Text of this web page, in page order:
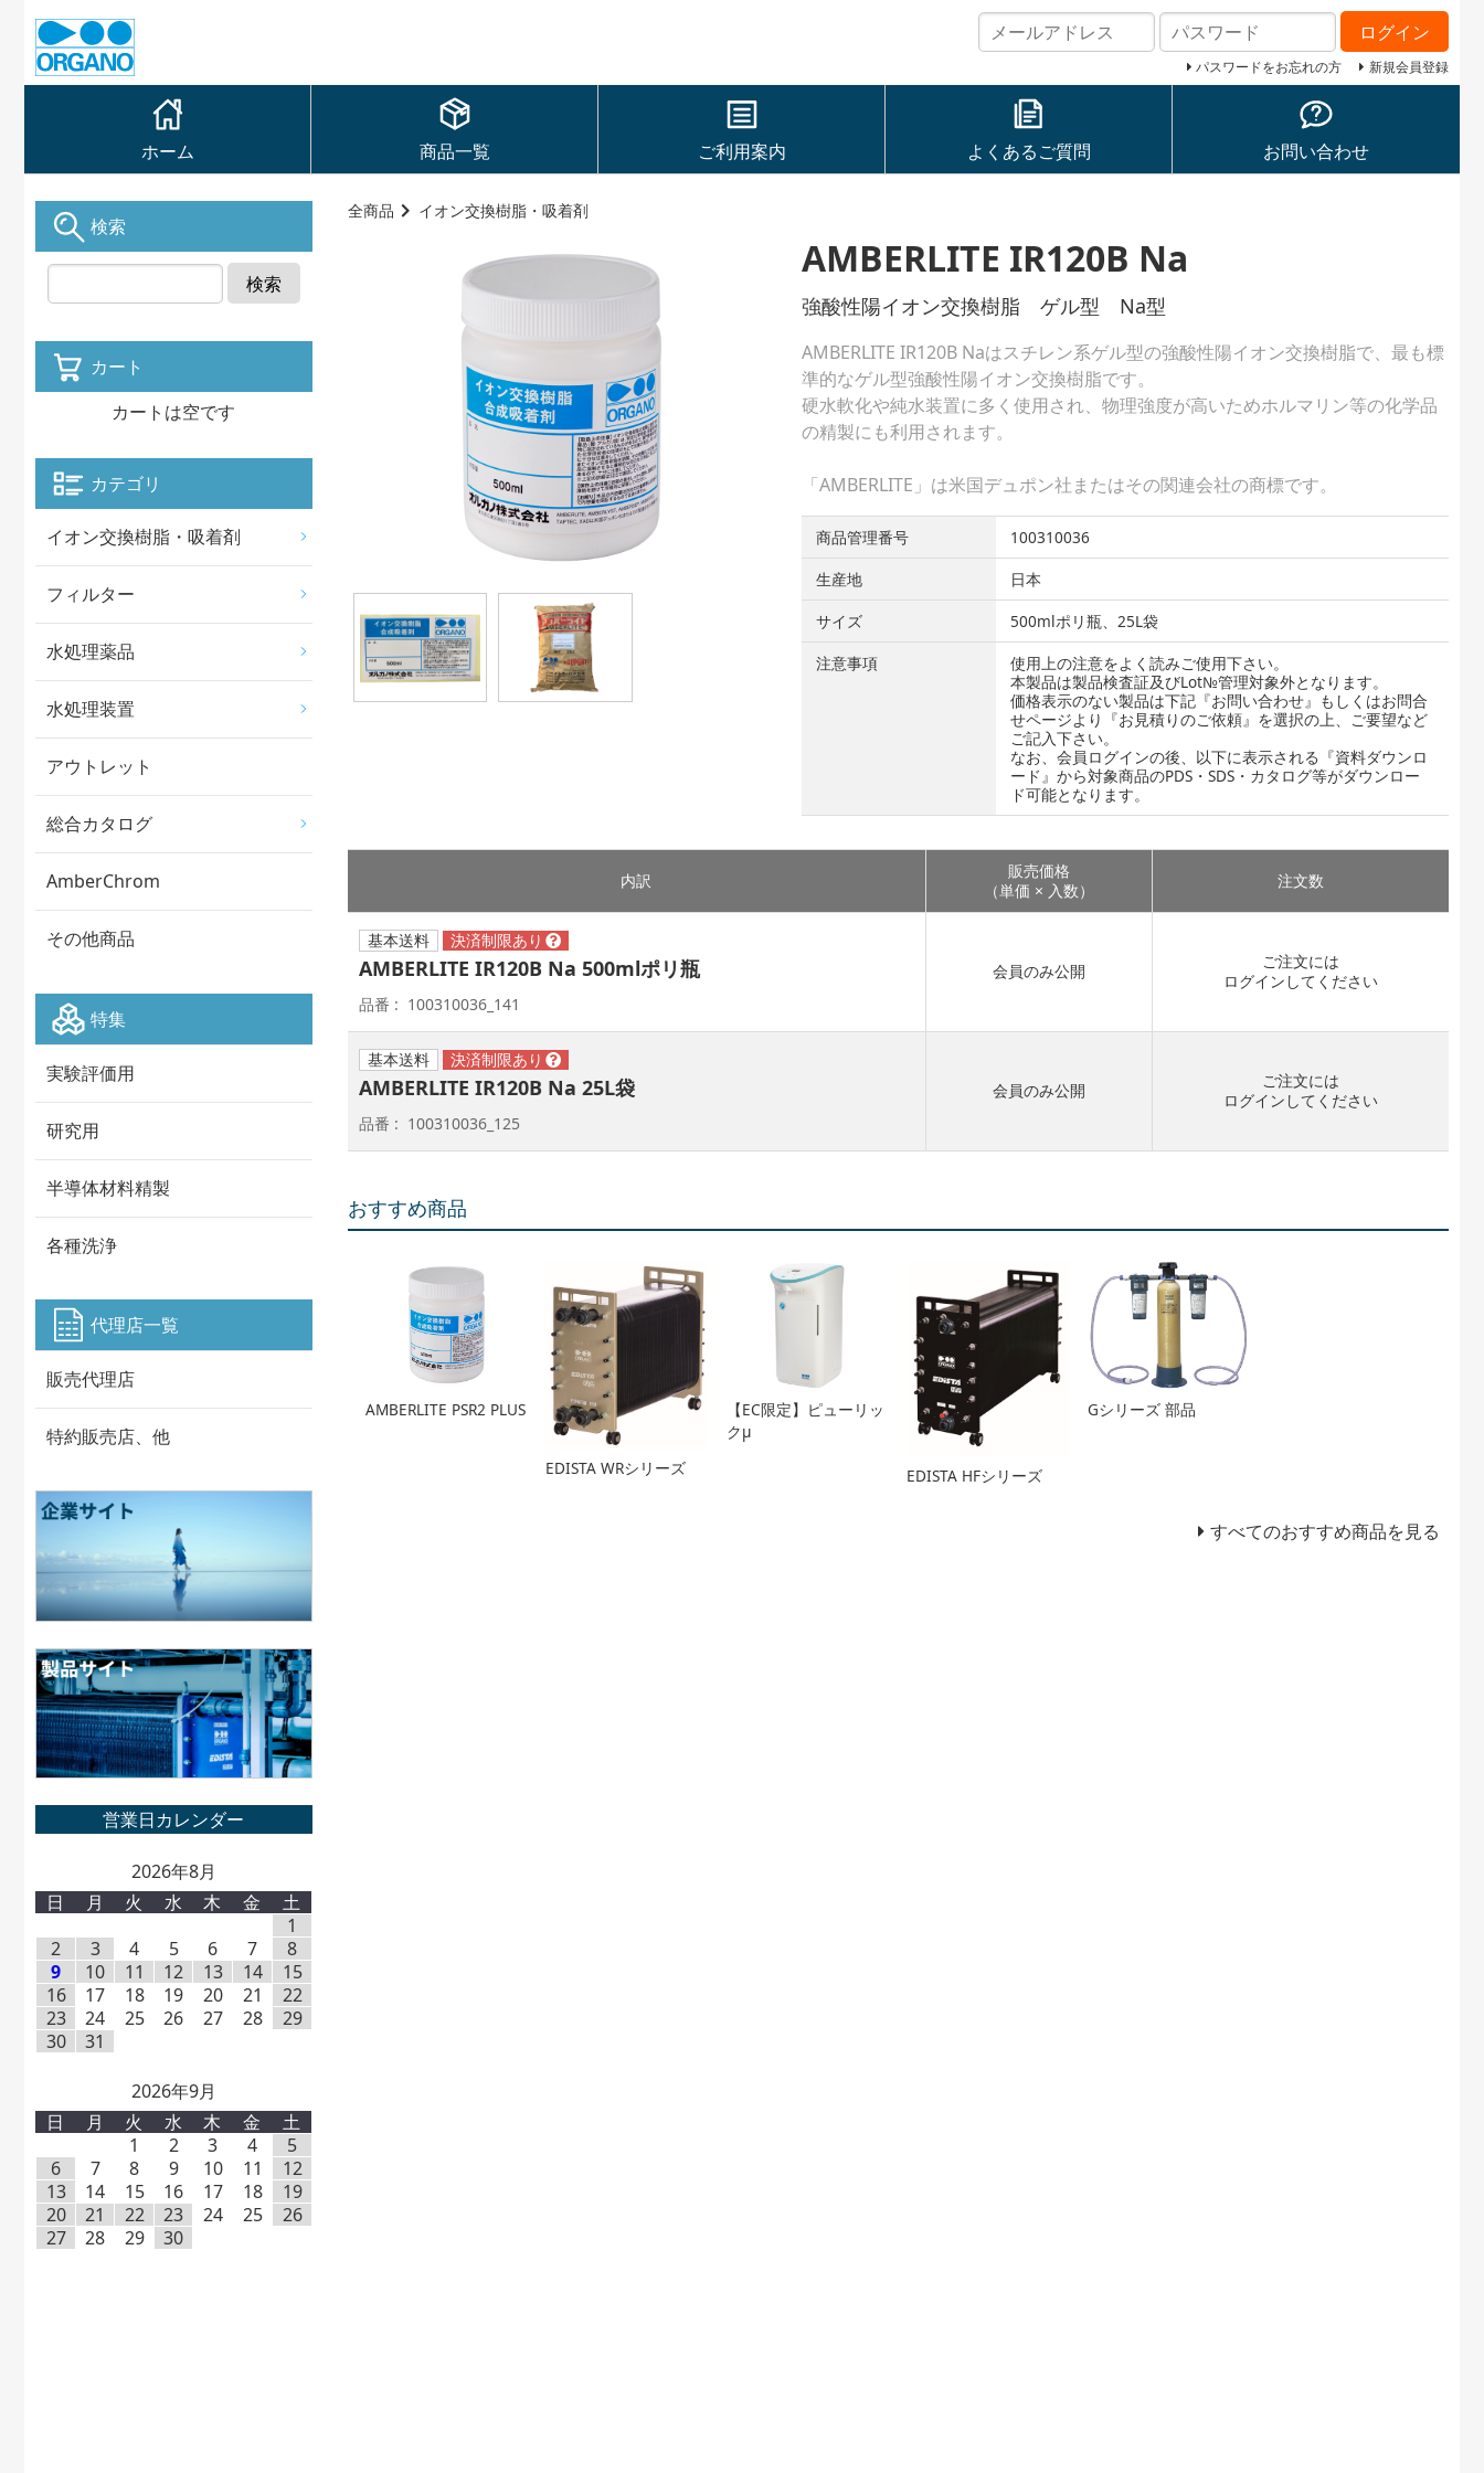
ログイン
パスワードをお忘れの方 新規会員登録
ホーム 商品一覧 ご利用案内 よくあるご質問 お問い合わせ
全商品 イオン交換樹脂・吸着剤
AMBERLITE IR120B Na
強酸性陽イオン交換樹脂 ゲル型 Na型
AMBERLITE IR120B Naはスチレン系ゲル型の強酸性陽イオン交換樹脂で、最も標
準的なゲル型強酸性陽イオン交換樹脂です。
硬水軟化や純水装置に多く使用され、物理強度が高いためホルマリン等の化学品
の精製にも利用されます。
「AMBERLITE」は米国デュポン社またはその関連会社の商標です。
商品管理番号
100310036
生産地
日本
サイズ
500mlポリ瓶、25L袋
注意事項
使用上の注意をよく読みご使用下さい。
本製品は製品検査証及びLot№管理対象外となります。
価格表示のない製品は下記『お問い合わせ』もしくはお問合
せページより『お見積りのご依頼』を選択の上、ご要望など
ご記入下さい。
なお、会員ログインの後、以下に表示される『資料ダウンロ
ード』から対象商品のPDS・SDS・カタログ等がダウンロー
ド可能となります。
内訳
販売価格
（単価 × 入数）
注文数
基本送料
AMBERLITE IR120B Na 500mlポリ瓶
品番 100310036_141
会員のみ公開
ご注文には
ログイン してください
基本送料
AMBERLITE IR120B Na 25L袋
品番 100310036_125
会員のみ公開
ご注文には
ログイン してください
おすすめ商品
AMBERLITE PSR2 PLUS
EDISTA WRシリーズ
【EC限定】ピューリッ
クμ
EDISTA HFシリーズ
Gシリーズ 部品
すべてのおすすめ商品を見る
検索
検索
カート
カートは空です
カテゴリ
イオン交換樹脂・吸着剤
フィルター
水処理薬品
水処理装置
アウトレット
総合カタログ
AmberChrom
その他商品
特集
実験評価用
研究用
半導体材料精製
各種洗浄
代理店一覧
販売代理店
特約販売店、他
2026年8月
日
月 火 水 木 金
土
1
2
3 4 5 6 7
8
9
10 11 12 13 14
15
16
17 18 19 20 21
22
23
24 25 26 27 28
29
30
31
2026年9月
日
月 火 水 木 金
土
1
2 3 4
5
6
7 8 9 10 11
12
13
14 15 16 17 18
19
20
21 22 23 24 25
26
27
28 29 30